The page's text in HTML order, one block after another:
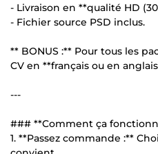
- Livraison en **qualité HD
- Fichier source PSD inclus.
** BONUS :** Pour tous les
CV en **français ou en
---
### **Comment ça
1. **Passez commande :**